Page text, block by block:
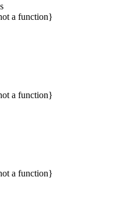
a function}
a function}
a function}